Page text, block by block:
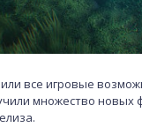
все игровые
множество новых